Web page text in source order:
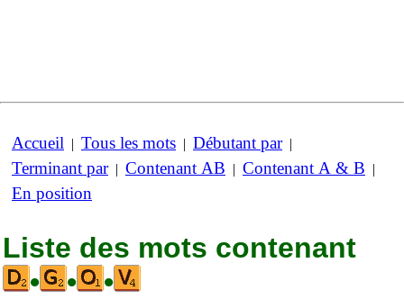
Accueil | Tous les mots | Débutant par|
Terminant par| Contenant AB | Contenant A & B |
En position
Liste des mots contenant
•
• •